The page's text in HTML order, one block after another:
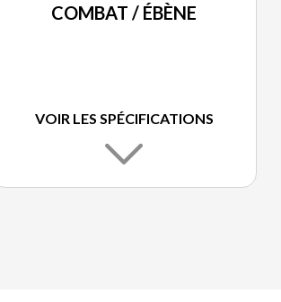
COMBAT / ÉBÈNE
VOIR LES SPÉCIFICATIONS